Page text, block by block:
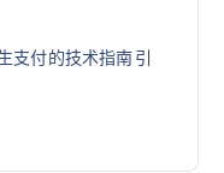
支付的技术指南 引